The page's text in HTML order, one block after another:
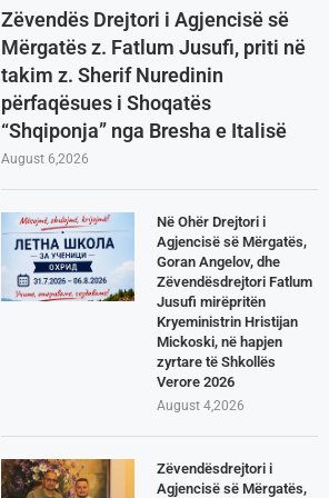
Zëvendës Drejtori i Agjencisë së
Mërgatës z. Fatlum Jusufi, priti në
takim z. Sherif Nuredinin
përfaqësues i Shoqatës
“Shqiponja” nga Bresha e Italisë
August 6,2026
Në Ohër Drejtori i
Agjencisë së Mërgatës,
Goran Angelov, dhe
Zëvendësdrejtori Fatlum
Jusufi mirëpritën
Kryeministrin Hristijan
Mickoski, në hapjen
zyrtare të Shkollës
Verore 2026
August 4,2026
Zëvendësdrejtori i
Agjencisë së Mërgatës,